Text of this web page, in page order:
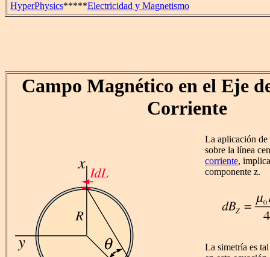
HyperPhysics*****Electricidad y Magnetismo
Campo Magnético en el Eje
Corriente
La aplicación
sobre la línea
corriente,
componente z.
La simetría es